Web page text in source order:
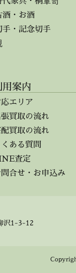
酒・お酒
手・記念切手
用案内
エリア
買取の流れ
買取の流れ
ある質問
査定
合せ・お申込み
沢1-3-12